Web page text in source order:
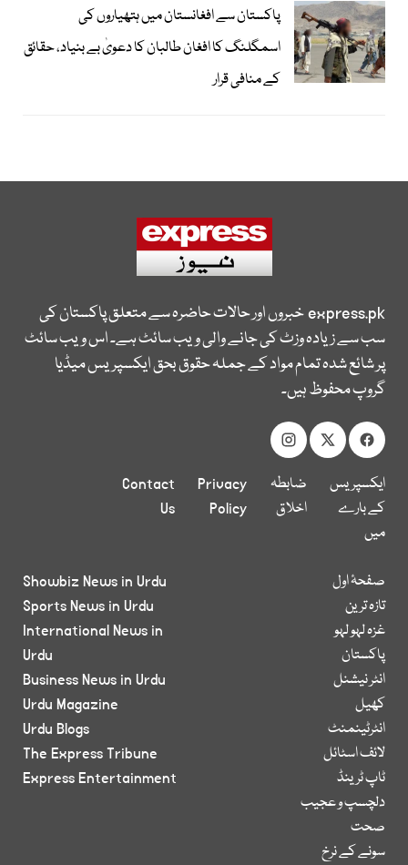
پاکستان سے افغانستان میں ہتھیاروں کی
اسمگلنگ کا افغان طالبان کا دعویٰ بے بنیاد، حقائق
کے منافی قرار
express.pkخبروں اور حالات حاضرہ سے متعلق پاکستان کی
سب سے زیادہ وزٹ کی جانے والی ویب سائٹ ہے۔ اس ویب سائٹ
پر شائع شدہ تمام مواد کے جملہ حقوق بحق ایکسپریس میڈیا
گروپ محفوظ ہیں۔
ایکسپریس
کے بارے
میں
ضابطہ
اخلاق
Privacy
Policy
Contact
Us
صفحۂ اول
تازہ ترین
غزہ لہو لہو
پاکستان
انٹر نیشنل
کھیل
انٹرٹینمنٹ
لائف اسٹائل
ٹاپ ٹرینڈ
دلچسپ و عجیب
صحت
سونے کے نرخ
Showbiz News in Urdu
Sports News in Urdu
International News in
Urdu
Business News in Urdu
Urdu Magazine
Urdu Blogs
The Express Tribune
Express Entertainment